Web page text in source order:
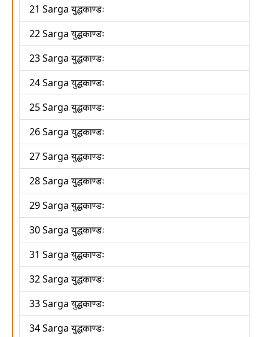
21 Sarga युद्धकाण्डः
22 Sarga युद्धकाण्डः
23 Sarga युद्धकाण्डः
24 Sarga युद्धकाण्डः
25 Sarga युद्धकाण्डः
26 Sarga युद्धकाण्डः
27 Sarga युद्धकाण्डः
28 Sarga युद्धकाण्डः
29 Sarga युद्धकाण्डः
30 Sarga युद्धकाण्डः
31 Sarga युद्धकाण्डः
32 Sarga युद्धकाण्डः
33 Sarga युद्धकाण्डः
34 Sarga युद्धकाण्डः